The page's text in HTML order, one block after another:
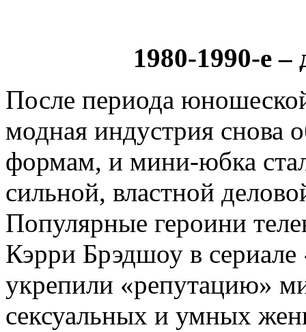
1980-1990-е
После периода
модная индустрия снова
формам, и мини-юбка
сильной, властной
Популярные героини
Кэрри Брэдшоу в
укрепили «репутацию»
сексуальных и умных